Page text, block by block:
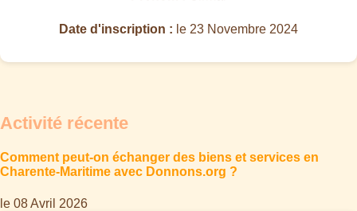
Date d'inscription : le 23 Novembre 2024
Activité récente
Comment peut-on échanger des biens et services en
Charente-Maritime avec Donnons.org ?
le 08 Avril 2026